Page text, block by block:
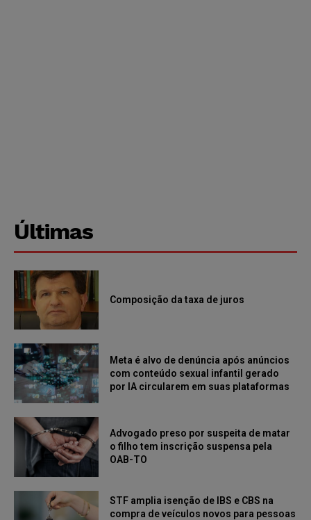
Últimas
Composição da taxa de juros
Meta é alvo de denúncia após anúncios
com conteúdo sexual infantil gerado
por IA circularem em suas plataformas
Advogado preso por suspeita de matar
o filho tem inscrição suspensa pela
OAB-TO
STF amplia isenção de IBS e CBS na
compra de veículos novos para pessoas